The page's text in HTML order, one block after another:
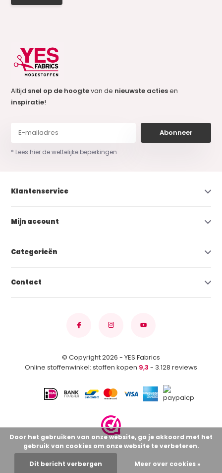
Altijd snel op de hoogtevan de nieuwste actiesen
inspiratie!
Abonneer
* Lees hier de wettelijke beperkingen
Klantenservice
Mijn account
Categorieën
Contact
© Copyright 2026 - YES Fabrics
Online stoffenwinkel: stoffen kopen 9,3 - 3.128 reviews
Door het gebruiken van onze website, ga je akkoord met het
gebruik van cookies om onze website te verbeteren.
Dit bericht verbergen Meer over cookies »